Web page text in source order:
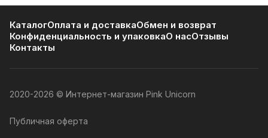
КаталогОплата и доставкаОбмен и возврат
Конфиденциальность и упаковкаО насОтзывы
Контакты
2020-2026 © Интернет-магазин Pink Unicorn
Публичная оферта